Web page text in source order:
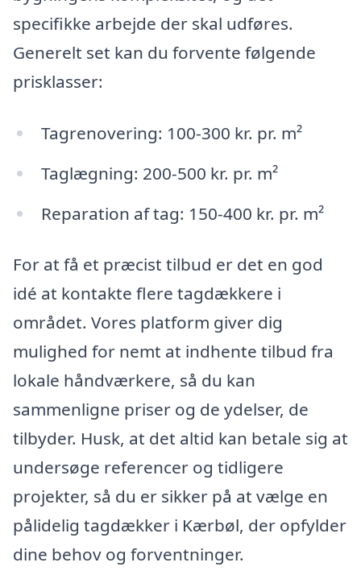
specifikke arbejde der skal udføres.
Generelt set kan du forvente følgende
prisklasser:
Tagrenovering: 100-300 kr. pr. m²
Taglægning: 200-500 kr. pr. m²
Reparation af tag: 150-400 kr. pr. m²
For at få et præcist tilbud er det en god
idé at kontakte flere tagdækkere i
området. Vores platform giver dig
mulighed for nemt at indhente tilbud fra
lokale håndværkere, så du kan
sammenligne priser og de ydelser, de
tilbyder. Husk, at det altid kan betale sig at
undersøge referencer og tidligere
projekter, så du er sikker på at vælge en
pålidelig tagdækker i Kærbøl, der opfylder
dine behov og forventninger.